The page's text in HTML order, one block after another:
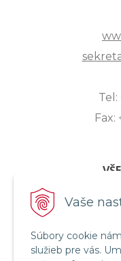
Vaše
Súbory cookie
služieb pre vás.
Tel:
Fax: